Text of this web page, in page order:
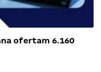
ofertam 6.160